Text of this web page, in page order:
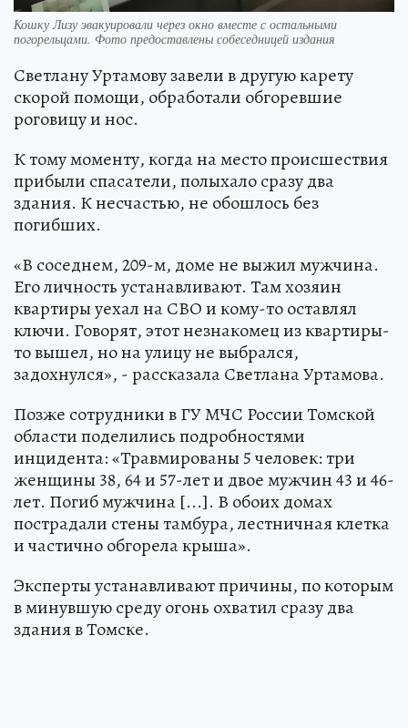
Кошку Лизу эвакуировали через окно вместе с остальными
погорельцами. Фото предоставлены собеседницей издания
Светлану Уртамову завели в другую карету
скорой помощи, обработали обгоревшие
роговицу и нос.
К тому моменту, когда на место происшествия
прибыли спасатели, полыхало сразу два
здания. К несчастью, не обошлось без
погибших.
«В соседнем, 209-м, доме не выжил мужчина.
Его личность устанавливают. Там хозяин
квартиры уехал на СВО и кому-то оставлял
ключи. Говорят, этот незнакомец из квартиры-
то вышел, но на улицу не выбрался,
задохнулся», - рассказала Светлана Уртамова.
Позже сотрудники в ГУ МЧС России Томской
области поделились подробностями
инцидента: «Травмированы 5 человек: три
женщины 38, 64 и 57-лет и двое мужчин 43 и 46-
лет. Погиб мужчина [...]. В обоих домах
пострадали стены тамбура, лестничная клетка
и частично обгорела крыша».
Эксперты устанавливают причины, по которым
в минувшую среду огонь охватил сразу два
здания в Томске.